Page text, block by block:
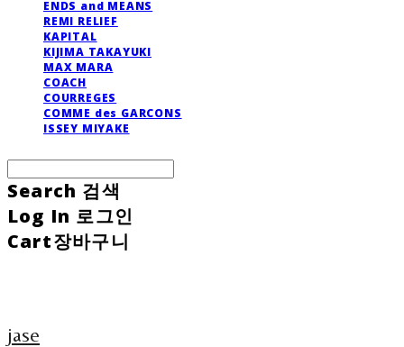
ENDS and MEANS
REMI RELIEF
KAPITAL
KIJIMA TAKAYUKI
MAX MARA
COACH
COURREGES
COMME des GARCONS
ISSEY MIYAKE
Search 검색
Log In 로그인
Cart장바구니
jase